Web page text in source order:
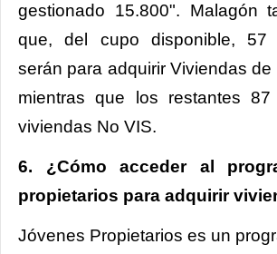
gestionado 15.800". Malagón
que, del cupo disponible, 57
serán para adquirir Viviendas de
mientras que los restantes
viviendas No VIS.
6. ¿Cómo acceder al
propietarios para adquirir
Jóvenes Propietarios es un